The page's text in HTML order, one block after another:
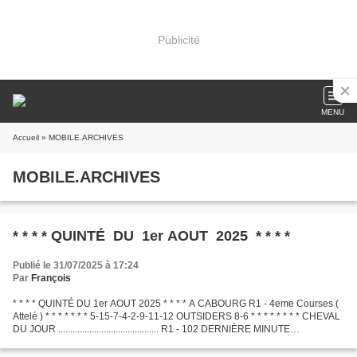
Publicité
MENU
Accueil » MOBILE.ARCHIVES
MOBILE.ARCHIVES
* * * * QUINTÉ DU 1er AOUT 2025 * * * *
Publié le 31/07/2025 à 17:24
Par François
* * * * QUINTÉ DU 1er AOUT 2025 * * * * A CABOURG R1 - 4eme Courses (
Attelé ) * * * * * * * 5-15-7-4-2-9-11-12 OUTSIDERS 8-6 * * * * * * * * CHEVAL
DU JOUR .......................................... R1 - 102 DERNIÈRE MINUTE